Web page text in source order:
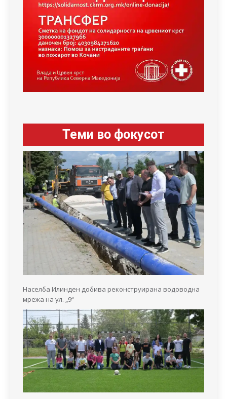
Теми во фокусот
Населба Илинден добива реконструирана водоводна
мрежа на ул. „9“